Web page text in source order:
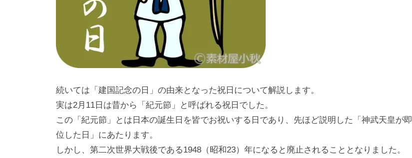
続いては「建国記念の日」の由来となった祝日について解説します。
実は2月11日は昔から「紀元節」と呼ばれる祝日でした。
この「紀元節」とは日本の誕生日を皆でお祝いする日であり、先ほど説明した「神武天皇が即
位した日」にあたります。
しかし、第二次世界大戦後である1948（昭和23）年になると廃止されることとなりました。